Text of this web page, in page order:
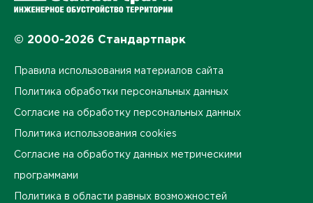
© 2000-2026 Стандартпарк
Правила использования материалов сайта
Политика обработки персональных данных
Согласие на обработку персональных данных
Политика использования cookies
Согласие на обработку данных метрическими
программами
Политика в области равных возможностей